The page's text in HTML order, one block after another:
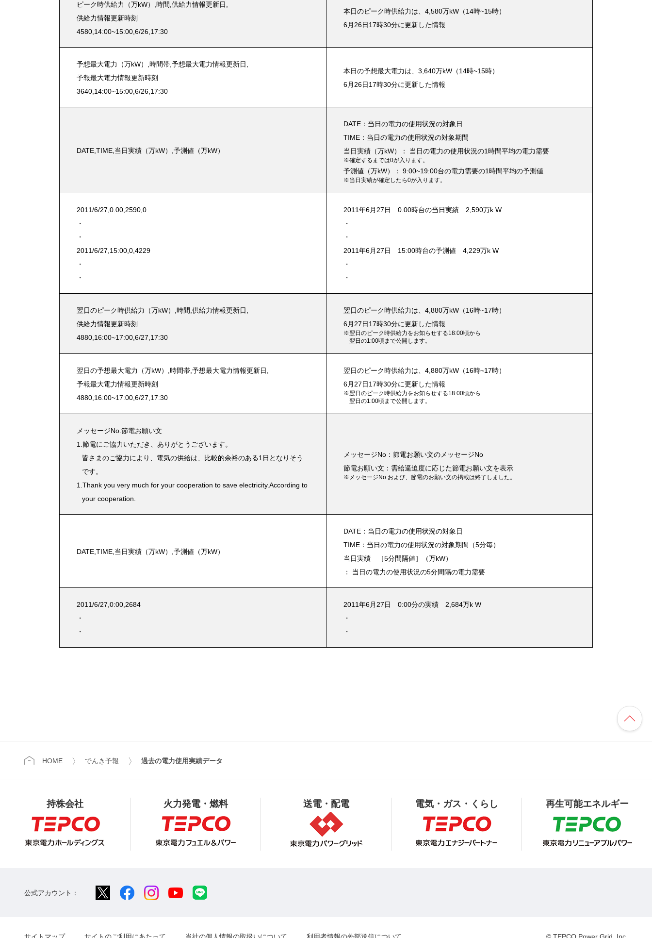
ピーク時供給力（万kW）,時間,供給力情報更新日,
供給力情報更新時刻
4580,14:00~15:00,6/26,17:30
本日のピーク時供給力は、4,580万kW（14時~15時）
6月26日17時30分に更新した情報
予想最大電力（万kW）,時間帯,予想最大電力情報更新日,
予報最大電力情報更新時刻
3640,14:00~15:00,6/26,17:30
本日の予想最大電力は、3,640万kW（14時~15時）
6月26日17時30分に更新した情報
DATE,TIME,当日実績（万kW）,予測値（万kW）
DATE：当日の電力の使用状況の対象日
TIME：当日の電力の使用状況の対象期間
当日実績（万kW）： 当日の電力の使用状況の1時間平均の電力需要
※確定するまでは0が入ります。
予測値（万kW）： 9:00~19:00台の電力需要の1時間平均の予測値
※当日実績が確定したら0が入ります。
2011/6/27,0:00,2590,0
・
・
2011/6/27,15:00,0,4229
・
・
2011年6月27日 0:00時台の当日実績 2,590万k W
・
・
2011年6月27日 15:00時台の予測値 4,229万k W
・
・
翌日のピーク時供給力（万kW）,時間,供給力情報更新日,
供給力情報更新時刻
4880,16:00~17:00,6/27,17:30
翌日のピーク時供給力は、4,880万kW（16時~17時）
6月27日17時30分に更新した情報
※翌日のピーク時供給力をお知らせする18:00頃から
翌日の1:00頃まで公開します。
翌日の予想最大電力（万kW）,時間帯,予想最大電力情報更新日,
予報最大電力情報更新時刻
4880,16:00~17:00,6/27,17:30
翌日のピーク時供給力は、4,880万kW（16時~17時）
6月27日17時30分に更新した情報
※翌日のピーク時供給力をお知らせする18:00頃から
翌日の1:00頃まで公開します。
メッセージNo.節電お願い文
1.節電にご協力いただき、ありがとうございます。
皆さまのご協力により、電気の供給は、比較的余裕のある1日となりそう
です。
1.Thank you very much for your cooperation to save electricity.According to
your cooperation.
メッセージNo：節電お願い文のメッセージNo
節電お願い文：需給逼迫度に応じた節電お願い文を表示
※メッセージNo.および、節電のお願い文の掲載は終了しました。
DATE,TIME,当日実績（万kW）,予測値（万kW）
DATE：当日の電力の使用状況の対象日
TIME：当日の電力の使用状況の対象期間（5分毎）
当日実績 ［5分間隔値］（万kW）
： 当日の電力の使用状況の5分間隔の電力需要
2011/6/27,0:00,2684
・
・
2011年6月27日 0:00分の実績 2,684万k W
・
・
HOME でんき予報 過去の電力使用実績データ
持株会社 火力発電・燃料 送電・配電 電気・ガス・くらし 再生可能エネルギー
公式アカウント：
サイトマップ サイトのご利用にあたって 当社の個人情報の取扱いについて 利用者情報の外部送信について